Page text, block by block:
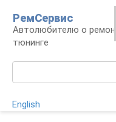
контенту
РемСервис
Автолюбителю о
тюнинге
English